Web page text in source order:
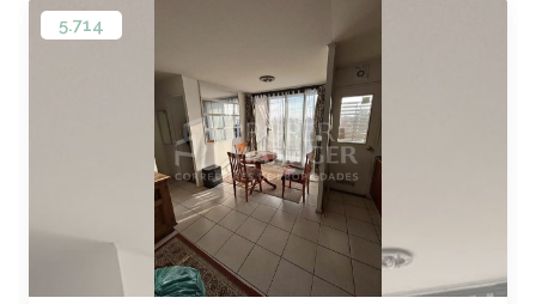
5.714